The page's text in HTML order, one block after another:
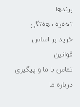
برندها
تخفیف هفتگی
خرید بر اساس
قوانین
تماس با ما و پیگیری
درباره ما